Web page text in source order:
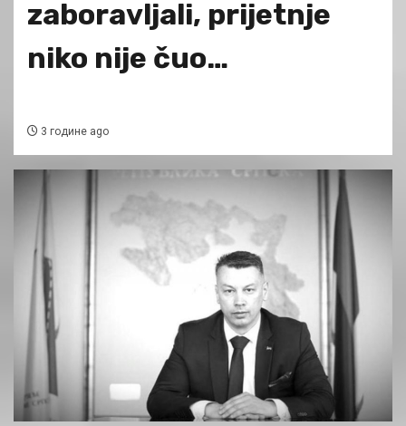
zaboravljali, prijetnje
niko nije čuo…
3 године ago